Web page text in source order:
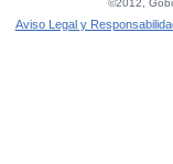
©2012,
Aviso Legal y